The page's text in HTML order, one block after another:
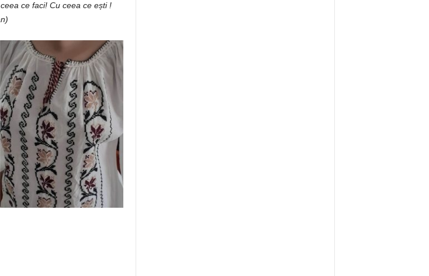
ce faci! Cu ceea ce ești !